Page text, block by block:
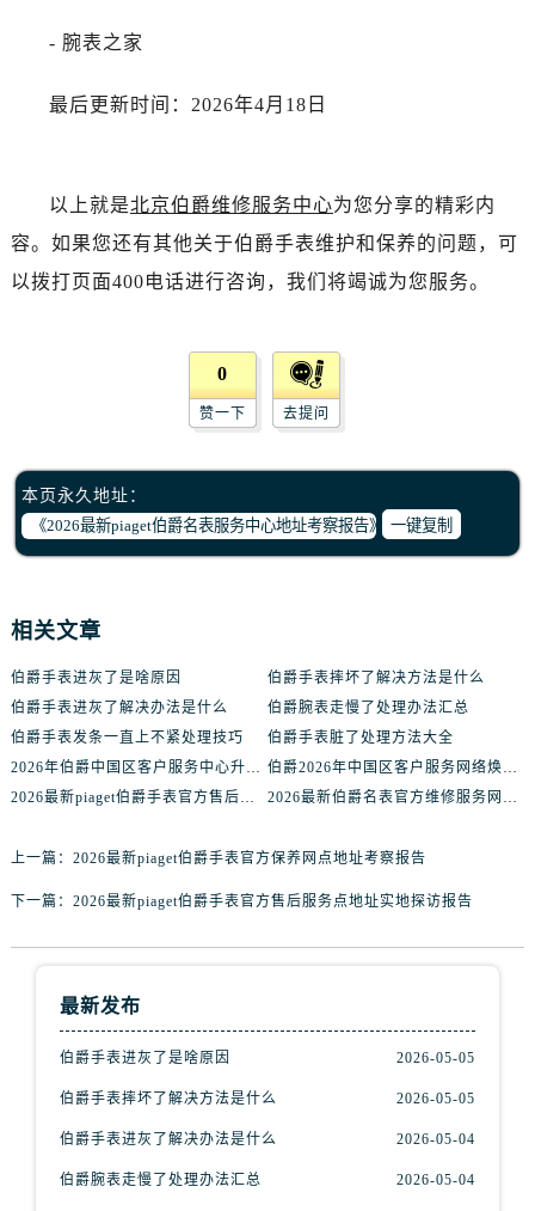
- 腕表之家
最后更新时间：2026年4月18日
以上就是北京伯爵维修服务中心为您分享的精彩内
容。如果您还有其他关于伯爵手表维护和保养的问题，可
以拨打页面400电话进行咨询，我们将竭诚为您服务。
0
赞一下 去提问
本页永久地址：
一键复制
相关文章
伯爵手表进灰了是啥原因
伯爵手表摔坏了解决方法是什么
伯爵手表进灰了解决办法是什么
伯爵腕表走慢了处理办法汇总
伯爵手表发条一直上不紧处理技巧
伯爵手表脏了处理方法大全
2026年伯爵中国区客户服务中心升级公告（最新电话及地址）
伯爵2026年中国区客户服务网络焕新升级公告（最新电话及地址）
2026最新piaget伯爵手表官方售后服务网点地址实地探访报告
2026最新伯爵名表官方维修服务网点地址调研报告
上一篇： 2026最新piaget伯爵手表官方保养网点地址考察报告
下一篇： 2026最新piaget伯爵手表官方售后服务点地址实地探访报告
最新发布
伯爵手表进灰了是啥原因 2026-05-05
伯爵手表摔坏了解决方法是什么 2026-05-05
伯爵手表进灰了解决办法是什么 2026-05-04
伯爵腕表走慢了处理办法汇总 2026-05-04